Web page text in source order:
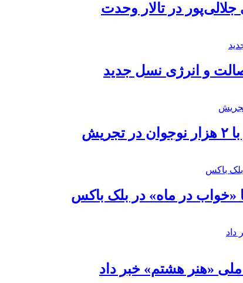
در تالار وحدت
و انرژی نسل جدید
«خواب در ماه» در بلک باکس
ملی «هنر هشتم» خبر داد